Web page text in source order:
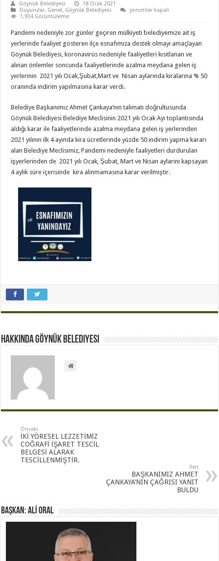
Göynük Belediyesi
18 Ocak 2021
Duyurular, Genel, Göynük Belediyesi için
yorumlar kapalı
1,934 Görüntüleme
Pandemi nedeniyle zor günler geçiren mülkiyeti belediyemize ait iş
yerlerinde faaliyet gösteren ilçe esnafımıza destek olmayı amaçlayan
Göynük Belediyesi, koronavirüs nedeniyle faaliyetleri kısıtlanan ve
alınan önlemler soncunda faaliyetlerinde azalma meydana gelen iş
yerlerinin 2021 yılı Ocak,Şubat,Mart ve Nisan aylarında kiralarına % 50
oranında indirim yapılmasına karar verdi.
Belediye Başkanımız Ahmet Çankaya’nın talimatı doğrultusunda
Göynük Belediyesi Belediye Meclisinin 2021 yılı Ocak Ayı toplantısında
aldığı karar ile faaliyetlerinde azalma meydana gelen iş yerlerinden
2021 yılının ilk 4 ayında kira ücretlerinde yüzde 50 indirim yapma kararı
alan Belediye Meclisimiz, Pandemi nedeniyle faaliyetleri durdurulan
işyerlerinden de 2021 yılı Ocak, Şubat, Mart ve Nisan aylarını kapsayan
4 aylık süre içerisinde kira alınmamasına karar verilmiştir.
Hakkında Göynük Belediyesi
Önceki
İKİ YÖRESEL LEZZETİMİZ
COĞRAFİ İŞARET TESCİL
BELGESİ ALARAK
TESCİLLENMİŞTİR.
İleri
BAŞKANIMIZ AHMET
ÇANKAYA’NIN ÇAĞRISI YANIT
BULDU
BAŞKAN: ALİ ORAL